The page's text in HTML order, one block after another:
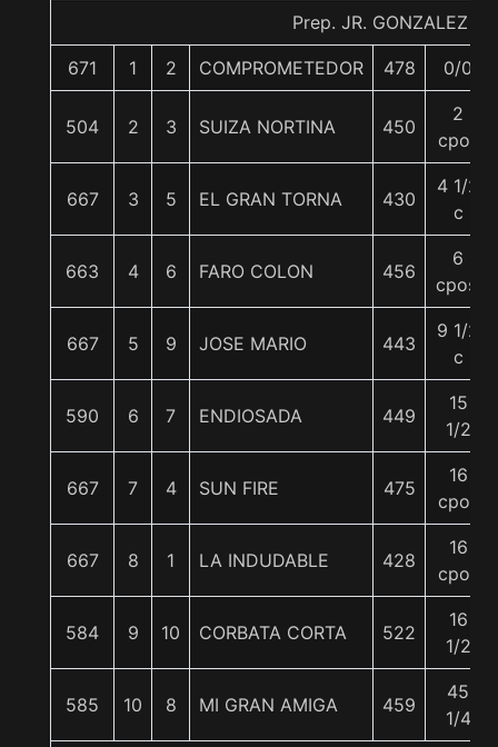
Prep. JR. GONZALEZ M.
671 1 2 COMPROMETEDOR 478 0/0
504 2 3 SUIZA NORTINA 450
2
cpos
667 3 5 EL GRAN TORNA 430
4 1/2
c
663 4 6 FARO COLON 456
6
cpos.
667 5 9 JOSE MARIO 443
9 1/2
c
590 6 7 ENDIOSADA 449
15
1/2
667 7 4 SUN FIRE 475
16
cpos
667 8 1 LA INDUDABLE 428
16
cpos
584 9 10 CORBATA CORTA 522
16
1/2
585 10 8 MI GRAN AMIGA 459
45
1/4